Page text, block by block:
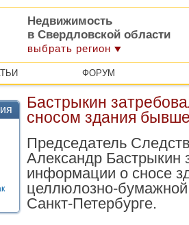
Недвижимость
в Свердловской области
выбрать регион
ФОРУМ
Бастрыкин
сносом здания
Председатель
Александр Бастрыкин
информации о сносе
целлюлозно-
Санкт-Петербурге.